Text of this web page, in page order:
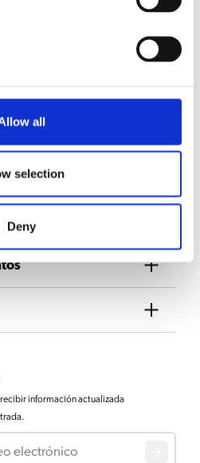
all
selection
Deny
y dispositivos de
consistente: los contenedores
café
información
información actualizada